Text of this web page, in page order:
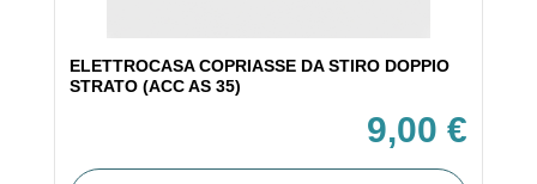
ELETTROCASA COPRIASSE DA STIRO DOPPIO
STRATO (ACC AS 35)
9,00 €